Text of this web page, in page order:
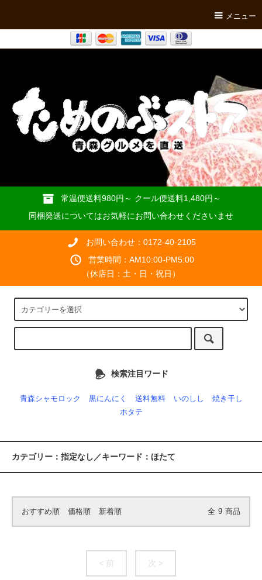
メニュー
常温便送料980円～ クール便送料1,480円～
同梱発送についてはお気軽にお問い合わせくださいませ
お問い合わせ：0172-40-2105
営業時間：AM10:00-PM5:00
（休店日：土・日・祝日）
検索注目ワード
青森シャモロック 黒にんにく 送料無料 いのしし
焼き干し
ホタテ
カテゴリー：指定なし／キーワード：ほたて
おすすめ順 価格順 新着順 全 9 商品
< 前 次 >